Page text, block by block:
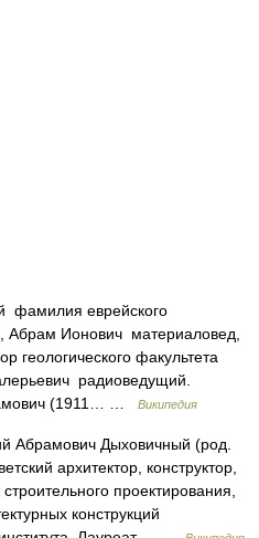
фамилия еврейского
Абрам Ионович материаловед,
геологического факультета
радиоведущий.
(1911… …
Википедия
Абрамович Дыховичный (род.
архитектор, конструктор,
проектирования,
конструкций